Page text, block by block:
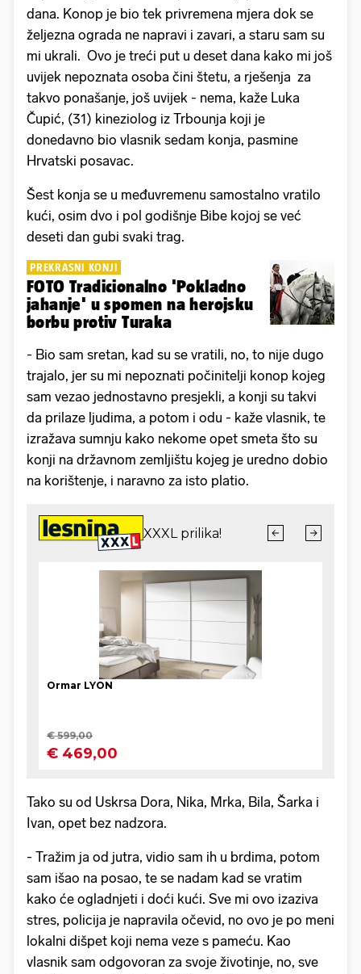
dana. Konop je bio tek privremena mjera dok se
željezna ograda ne napravi i zavari, a staru sam su
mi ukrali. Ovo je treći put u deset dana kako mi još
uvijek nepoznata osoba čini štetu, a rješenja za
takvo ponašanje, još uvijek - nema, kaže Luka
Čupić, (31) kineziolog iz Trbounja koji je
donedavno bio vlasnik sedam konja, pasmine
Hrvatski posavac.
Šest konja se u međuvremenu samostalno vratilo
kući, osim dvo i pol godišnje Bibe kojoj se već
deseti dan gubi svaki trag.
PREKRASNI KONJI
FOTO Tradicionalno 'Pokladno
jahanje' u spomen na herojsku
borbu protiv Turaka
- Bio sam sretan, kad su se vratili, no, to nije dugo
trajalo, jer su mi nepoznati počinitelji konop kojeg
sam vezao jednostavno presjekli, a konji su takvi
da prilaze ljudima, a potom i odu - kaže vlasnik, te
izražava sumnju kako nekome opet smeta što su
konji na državnom zemljištu kojeg je uredno dobio
na korištenje, i naravno za isto platio.
Tako su od Uskrsa Dora, Nika, Mrka, Bila, Šarka i
Ivan, opet bez nadzora.
- Tražim ja od jutra, vidio sam ih u brdima, potom
sam išao na posao, te se nadam kad se vratim
kako će ogladnjeti i doći kući. Sve mi ovo izaziva
stres, policija je napravila očevid, no ovo je po meni
lokalni dišpet koji nema veze s pameću. Kao
vlasnik sam odgovoran za svoje životinje, no, sve